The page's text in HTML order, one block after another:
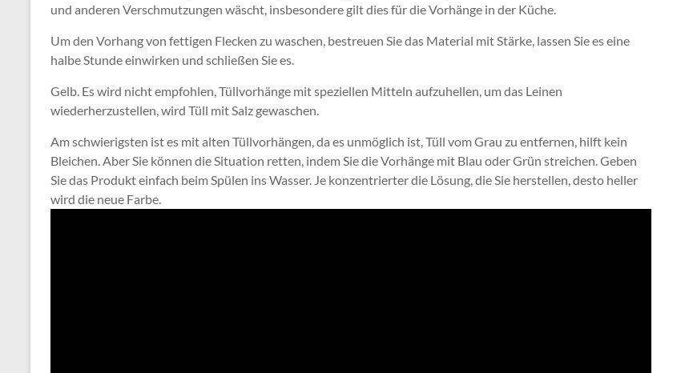
und anderen Verschmutzungen wäscht, insbesondere gilt dies für die Vorhänge in der Küche.
Um den Vorhang von fettigen Flecken zu waschen, bestreuen Sie das Material mit Stärke, lassen Sie es eine
halbe Stunde einwirken und schließen Sie es.
Gelb. Es wird nicht empfohlen, Tüllvorhänge mit speziellen Mitteln aufzuhellen, um das Leinen
wiederherzustellen, wird Tüll mit Salz gewaschen.
Am schwierigsten ist es mit alten Tüllvorhängen, da es unmöglich ist, Tüll vom Grau zu entfernen, hilft kein
Bleichen. Aber Sie können die Situation retten, indem Sie die Vorhänge mit Blau oder Grün streichen. Geben
Sie das Produkt einfach beim Spülen ins Wasser. Je konzentrierter die Lösung, die Sie herstellen, desto heller
wird die neue Farbe.